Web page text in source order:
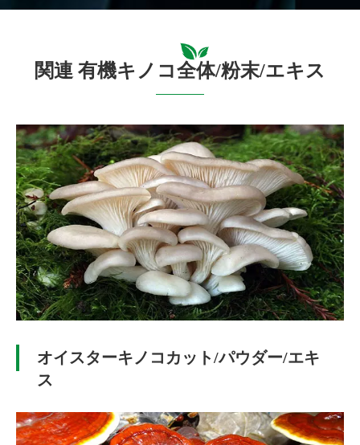
関連 有機キノコ全体/粉末/エキス
オイスターキノコカット/パウダー/エキ
ス